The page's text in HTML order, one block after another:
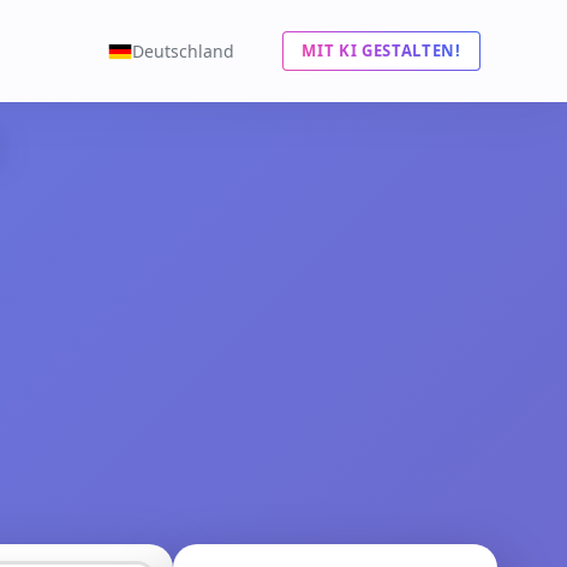
Deutschland MIT KI GESTALTEN!